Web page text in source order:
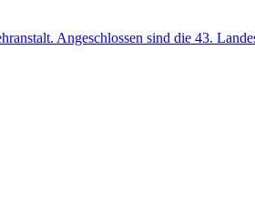
Angeschlossen sind die 43.